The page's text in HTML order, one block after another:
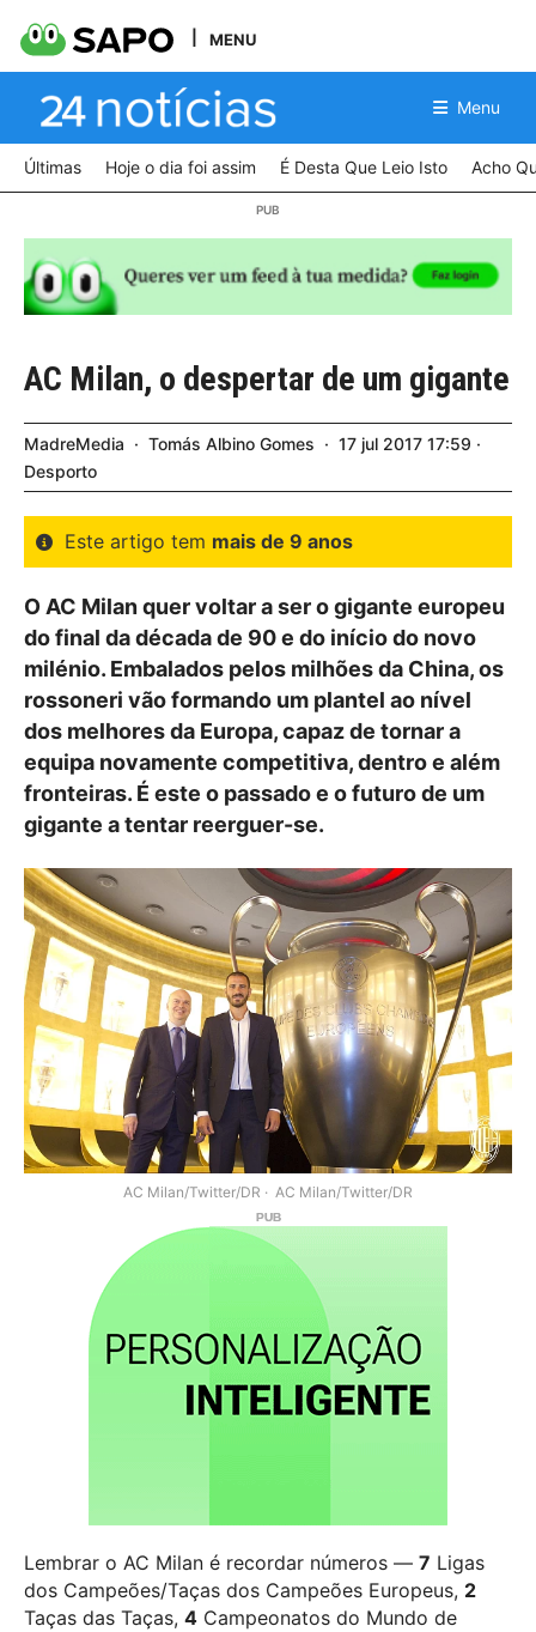
MENU
Menu
Últimas Hoje o dia foi assim É Desta Que Leio Isto Acho
AC Milan, o despertar de um gigante
MadreMedia Tomás Albino Gomes 17 jul 2017 17:59
Desporto
Este artigo tem mais de 9 anos
O AC Milan quer voltar a ser o gigante europeu
do final da década de 90 e do início do novo
milénio. Embalados pelos milhões da China, os
rossoneri vão formando um plantel ao nível
dos melhores da Europa, capaz de tornar a
equipa novamente competitiva, dentro e além
fronteiras. É este o passado e o futuro de um
gigante a tentar reerguer-se.
AC Milan/Twitter/DR AC Milan/Twitter/DR
Lembrar o AC Milan é recordar números — 7 Ligas
dos Campeões/Taças dos Campeões Europeus, 2
Taças das Taças, 4 Campeonatos do Mundo de